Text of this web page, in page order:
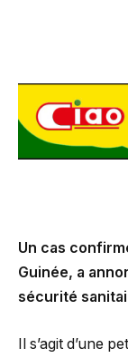
Un cas
Guinée, a
sécurité
Il s’agit d’une